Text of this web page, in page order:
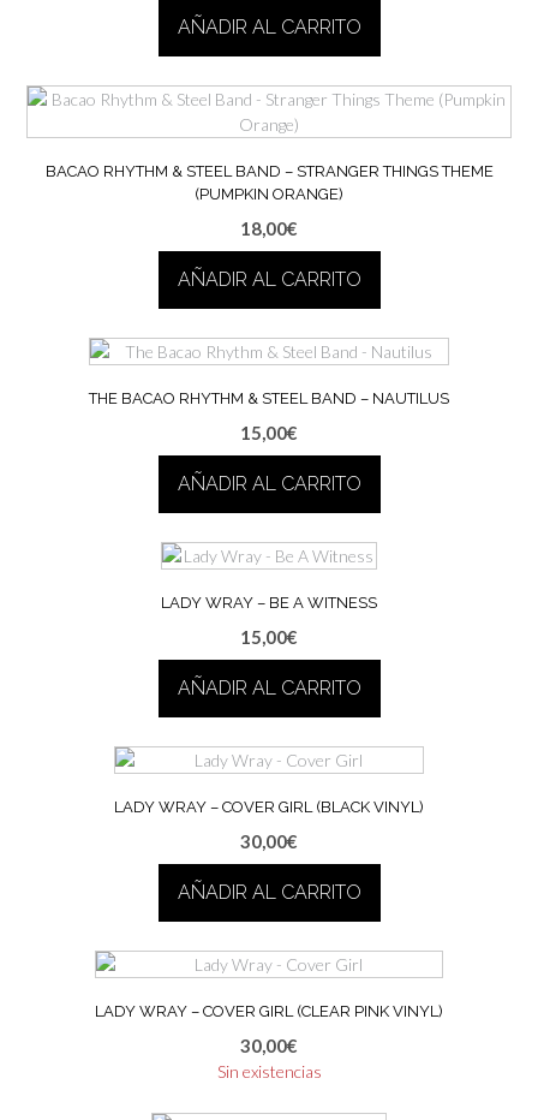
AÑADIR AL CARRITO
BACAO RHYTHM & STEEL BAND – STRANGER THINGS THEME
(PUMPKIN ORANGE)
18,00€
AÑADIR AL CARRITO
THE BACAO RHYTHM & STEEL BAND – NAUTILUS
15,00€
AÑADIR AL CARRITO
LADY WRAY – BE A WITNESS
15,00€
AÑADIR AL CARRITO
LADY WRAY – COVER GIRL (BLACK VINYL)
30,00€
AÑADIR AL CARRITO
LADY WRAY – COVER GIRL (CLEAR PINK VINYL)
30,00€
Sin existencias